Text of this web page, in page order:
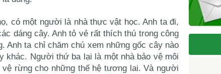
có một người là nhà thực vật học. Anh ta đi,
dáng cây. Anh tỏ vẻ rất thích thú trong công
Anh ta chỉ chăm chú xem những gốc cây nào
khác. Người thứ ba lại là một nhà bảo vệ môi
rừng cho những thế hệ tương lai. Và người